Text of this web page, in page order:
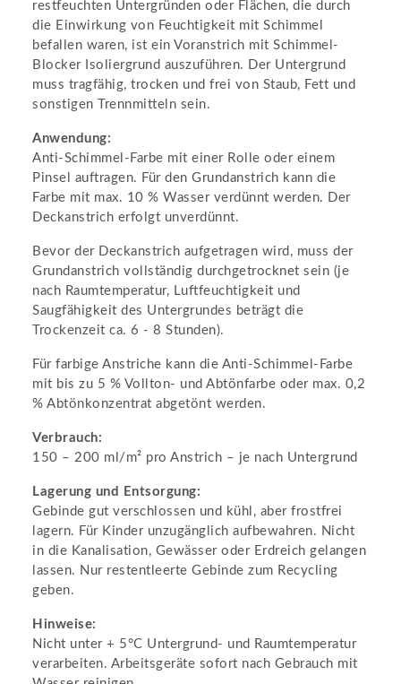
restfeuchten Untergründen oder Flächen, die durch
die Einwirkung von Feuchtigkeit mit Schimmel
befallen waren, ist ein Voranstrich mit Schimmel-
Blocker Isoliergrund auszuführen. Der Untergrund
muss tragfähig, trocken und frei von Staub, Fett und
sonstigen Trennmitteln sein.
Anwendung:
Anti-Schimmel-Farbe mit einer Rolle oder einem
Pinsel auftragen. Für den Grundanstrich kann die
Farbe mit max. 10 % Wasser verdünnt werden. Der
Deckanstrich erfolgt unverdünnt.
Bevor der Deckanstrich aufgetragen wird, muss der
Grundanstrich vollständig durchgetrocknet sein (je
nach Raumtemperatur, Luftfeuchtigkeit und
Saugfähigkeit des Untergrundes beträgt die
Trockenzeit ca. 6 - 8 Stunden).
Für farbige Anstriche kann die Anti-Schimmel-Farbe
mit bis zu 5 % Vollton- und Abtönfarbe oder max. 0,2
% Abtönkonzentrat abgetönt werden.
Verbrauch:
150 – 200 ml/m² pro Anstrich – je nach Untergrund
Lagerung und Entsorgung:
Gebinde gut verschlossen und kühl, aber frostfrei
lagern. Für Kinder unzugänglich aufbewahren. Nicht
in die Kanalisation, Gewässer oder Erdreich gelangen
lassen. Nur restentleerte Gebinde zum Recycling
geben.
Hinweise:
Nicht unter + 5°C Untergrund- und Raumtemperatur
verarbeiten. Arbeitsgeräte sofort nach Gebrauch mit